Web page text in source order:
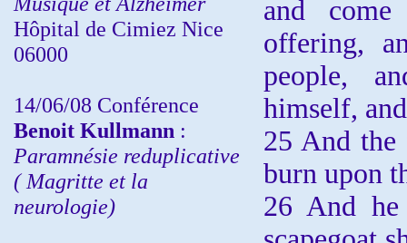
Hôpital de Cimiez Nice
06000
14/06/08 Conférence
Benoit Kullmann :
Paramnésie reduplicative
( Magritte et la
neurologie)
and
offering,
people,
himself,
25 And
burn upon
26 And